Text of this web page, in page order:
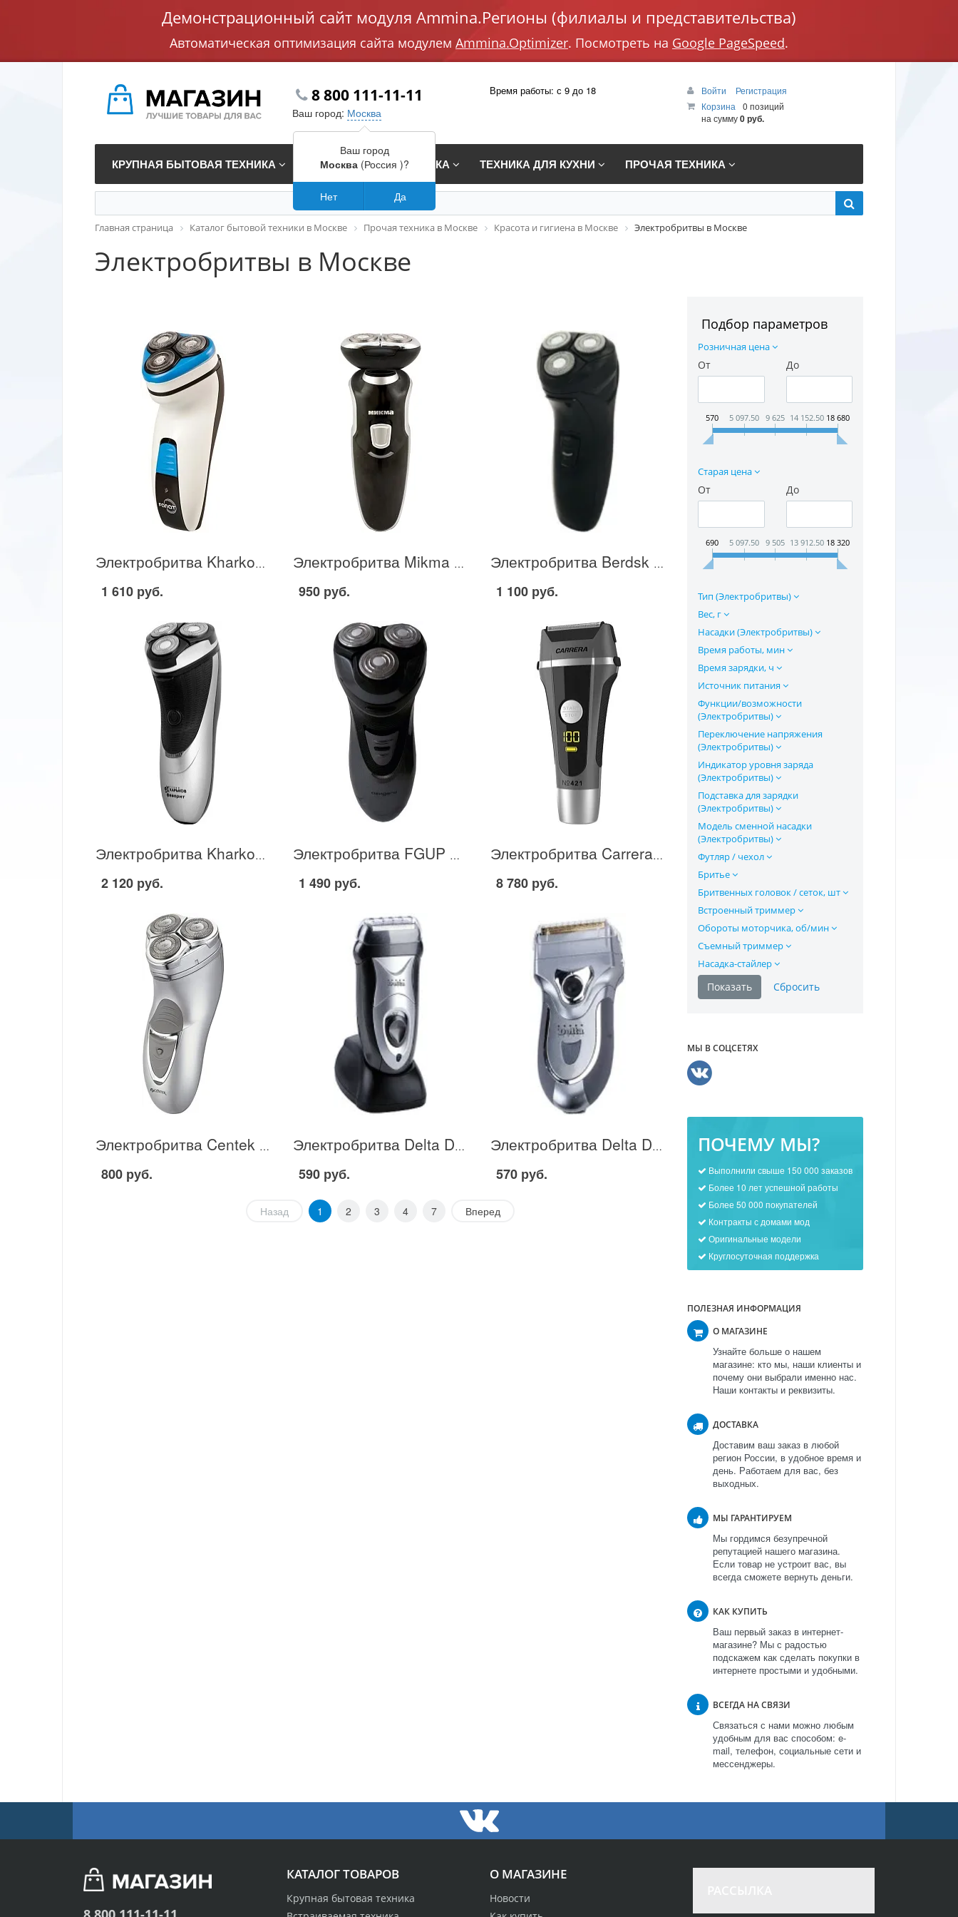
Демонстрационный сайт модуля Ammina.Регионы (филиалы и представительства)
Автоматическая оптимизация сайта модулем Ammina.Optimizer. Посмотреть на Google PageSpeed.
8 800 111-11-11
Ваш город: Москва
Время работы: с 9 до 18 Войти
Регистрация
Корзина
0 позиций
на сумму0 руб.
КРУПНАЯ БЫТОВАЯ ТЕХНИКА ВСТРАИВАЕМАЯ ТЕХНИКА ТЕХНИКА ДЛЯ КУХНИ ПРОЧАЯ ТЕХНИКА
Главная страница Каталог бытовой техники в Москве Прочая техника в Москве Красота и гигиена в Москве Электробритвы в Москве
Электробритвы в Москве
Подбор параметров
Розничная цена
От До
570 5 097.50 9 625 14 152.50 18 680
Старая цена
От До
690 5 097.50 9 505 13 912.50 18 320
Тип (Электробритвы)
Вес, г
Насадки (Электробритвы)
Время работы, мин
Время зарядки, ч
Источник питания
Функции/возможности
(Электробритвы)
Переключение напряжения
(Электробритвы)
Индикатор уровня заряда
(Электробритвы)
Подставка для зарядки
(Электробритвы)
Модель сменной насадки
(Электробритвы)
Футляр / чехол
Бритье
Бритвенных головок / сеток, шт
Встроенный триммер
Обороты моторчика, об/мин
Съемный триммер
Насадка-стайлер
МЫ В СОЦСЕТЯХ
ПОЧЕМУ МЫ?
Выполнили свыше 150 000 заказов
Более 10 лет успешной работы
Более 50 000 покупателей
Контракты с домами мод
Оригинальные модели
Круглосуточная поддержка
ПОЛЕЗНАЯ ИНФОРМАЦИЯ
О МАГАЗИНЕ
Узнайте больше о нашем
магазине: кто мы, наши клиенты и
почему они выбрали именно нас.
Наши контакты и реквизиты.
ДОСТАВКА
Доставим ваш заказ в любой
регион России, в удобное время и
день. Работаем для вас, без
выходных.
МЫ ГАРАНТИРУЕМ
Мы гордимся безупречной
репутацией нашего магазина.
Если товар не устроит вас, вы
всегда сможете вернуть деньги.
КАК КУПИТЬ
Ваш первый заказ в интернет-
магазине? Мы с радостью
подскажем как сделать покупки в
интернете простыми и удобными.
ВСЕГДА НА СВЯЗИ
Связаться с нами можно любым
удобным для вас способом: e-
mail, телефон, социальные сети и
мессенджеры.
Электробритва Kharkov 2012 в Москве
1 610 руб.
Электробритва Mikma 259P в Москве
950 руб.
Электробритва Berdsk 3302AC в Москве
1 100 руб.
Электробритва Kharkov 8524 в Москве
2 120 руб.
Электробритва FGUP UPPO Agidel 17 AC в Москве
1 490 руб.
Электробритва Carrera CRR-421 в Москве
8 780 руб.
Электробритва Centek CT-2155 в Москве
800 руб.
Электробритва Delta DL-0711 в Москве
590 руб.
Электробритва Delta DL-0714 в Москве
570 руб.
Назад 1 2 3 4 7 Вперед
О МАГАЗИНЕ
Новости
КАТАЛОГ ТОВАРОВ
Крупная бытовая техника
Ваш город
Москва(Россия )?
Нет Да